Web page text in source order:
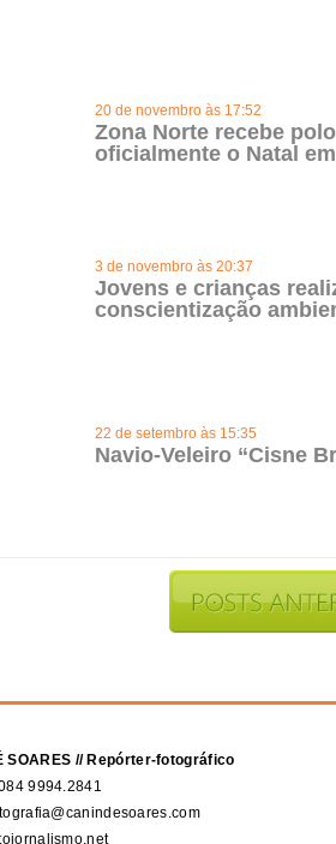
20 de novembro às 17:52
Zona Norte recebe
oficialmente o Natal
3 de novembro às 20:37
Jovens e crianças
conscientização
22 de setembro às 15:35
Navio-Veleiro “Cisne
SOARES // Repórter-fotográfico
9994.2841